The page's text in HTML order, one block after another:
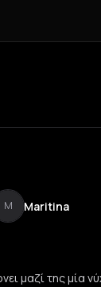
M Maritina
μαζί της μία